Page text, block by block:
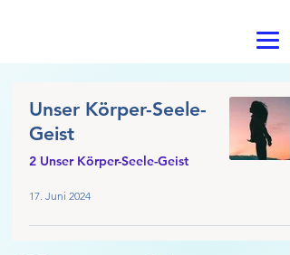
Unser Körper-Seele-
Geist
2 Unser Körper-Seele-Geist
17. Juni 2024